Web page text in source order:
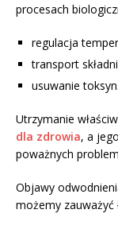
procesach
regulacja
transport
usuwanie toksyn.
Utrzymanie
dla zdrowia, a
poważnych
Objawy
możemy zauważyć